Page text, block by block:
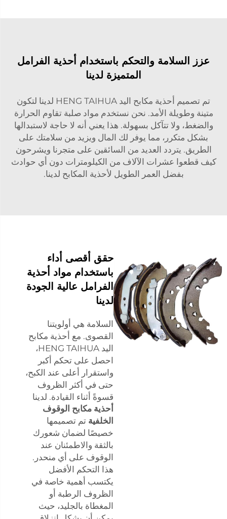
عزز السلامة والتحكم باستخدام أحذية الفرامل
المتميزة لدينا
تم تصميم أحذية مكابح اليد HENG TAIHUA لدينا لتكون
متينة وطويلة الأمد. نحن نستخدم مواد صلبة تقاوم الحرارة
والضغط، ولا تتآكل بسهولة. هذا يعني أنه لا حاجة لاستبدالها
بشكل متكرر، مما يوفر لك المال ويزيد من سلامتك على
الطريق. يتردد العديد من السائقين على متجرنا ويشرحون
كيف قطعوا عشرات الآلاف من الكيلومترات دون أي حوادث
بفضل العمر الطويل لأحذية المكابح لدينا.
حقق أقصى أداء
باستخدام مواد أحذية
الفرامل عالية الجودة
لدينا
السلامة هي أولويتنا
القصوى. مع أحذية مكابح
اليد HENG TAIHUA،
احصل على تحكم أكبر
واستقرار أعلى عند الكبح،
حتى في أكثر الظروف
قسوةً أثناء القيادة. لدينا
أحذية مكابح الوقوف
الخلفية تم تصميمها
خصيصًا لضمان شعورك
بالثقة والاطمئنان عند
الوقوف على أي منحدر.
هذا التحكم الأفضل
يكتسب أهمية خاصة في
الظروف الرطبة أو
المغطاة بالجليد، حيث